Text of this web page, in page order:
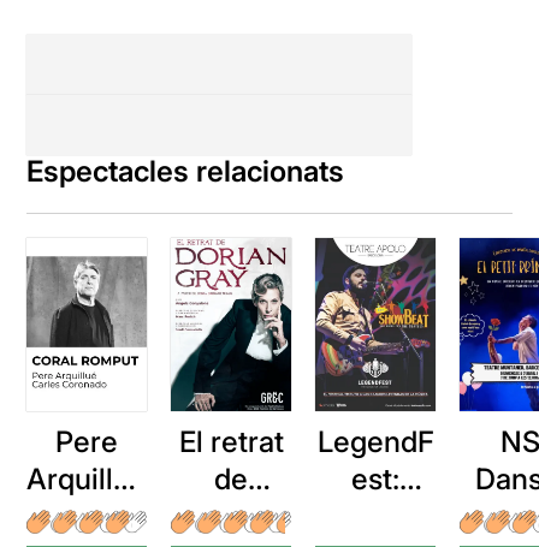
Espectacles relacionats
Pere
Arquillué
: Coral
El retrat
de
Dorian
LegendF
est:
NS
El